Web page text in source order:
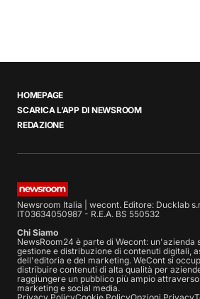
HOMEPAGE
SCARICA L’APP DI NEWSROOM
REDAZIONE
Newsroom Italia | wecont. Editore: Ducklab
IT03634050987 - R.E.A. BS 550532
Chi Siamo
NewsRoom24 è parte di Wecont: un'azienda
gestione e distribuzione di contenuti digitali,
dell'editoria e del marketing. WeCont si
distribuire contenuti di alta qualità per
raggiungere un pubblico più ampio
marketing e social media.